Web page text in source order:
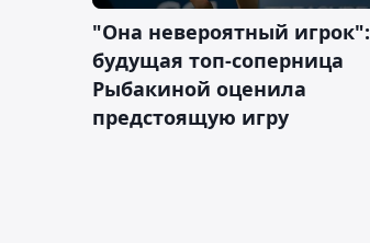
"Она невероятный игрок":
будущая топ-соперница
Рыбакиной оценила
предстоящую игру